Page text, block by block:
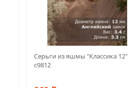
Серьги из яшмы "Классика 12"
с9812